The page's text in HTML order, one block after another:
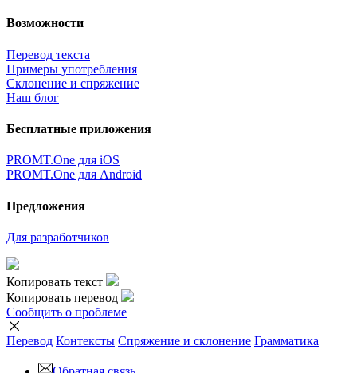
Возможности
Перевод текста
Примеры употребления
Склонение и спряжение
Наш блог
Бесплатные приложения
PROMT.One для iOS
PROMT.One для Android
Предложения
Для разработчиков
Копировать текст
Копировать перевод
Сообщить о проблеме
Перевод Контексты Спряжение и склонение Грамматика